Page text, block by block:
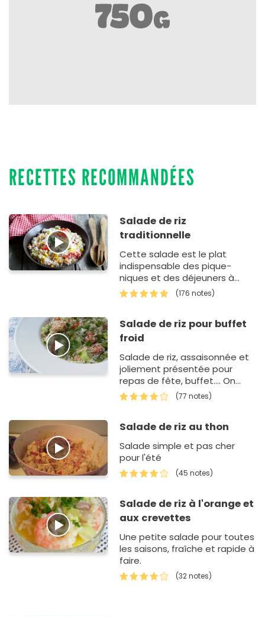
RECETTES RECOMMANDÉES
Salade de riz
traditionnelle
Cette salade est le plat
indispensable des pique-
niques et des déjeuners à
emporter. Elle rassemble du
riz, du thon et du maïs avec
(176 notes)
Salade de riz pour buffet
froid
Salade de riz, assaisonnée et
joliement présentée pour
repas de fête, buffet.... On
peut y mettre tout ce que l'on
veut et varier à…
(77 notes)
Salade de riz au thon
Salade simple et pas cher
pour l'été
(45 notes)
Salade de riz à l'orange et
aux crevettes
Une petite salade pour toutes
les saisons, fraîche et rapide à
faire.
(32 notes)